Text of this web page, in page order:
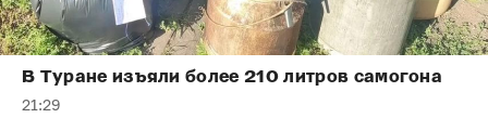
В Туране изъяли более 210 литров самогона
21:29